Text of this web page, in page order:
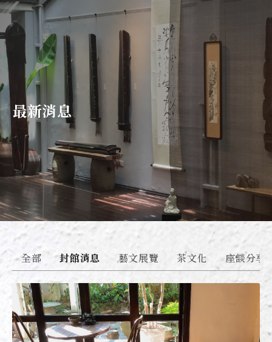
最新消息
全部 封館消息 藝文展覽 茶文化 座談分享